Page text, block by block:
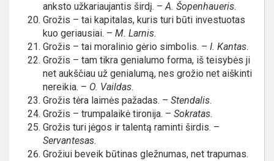
anksto užkariaujantis širdį. –A. Šopenhaueris.
Grožis – tai kapitalas, kuris turi būti investuotas
kuo geriausiai. – M. Larnis.
Grožis – tai moralinio gėrio simbolis. – I. Kantas.
Grožis – tam tikra genialumo forma, iš teisybės ji
net aukščiau už genialumą, nes grožio net aiškinti
nereikia. – O. Vaildas.
Grožis tėra laimės pažadas. – Stendalis.
Grožis – trumpalaikė tironija. – Sokratas.
Grožis turi jėgos ir talentą raminti širdis. –
Servantesas.
Grožiui beveik būtinas gležnumas, net trapumas.